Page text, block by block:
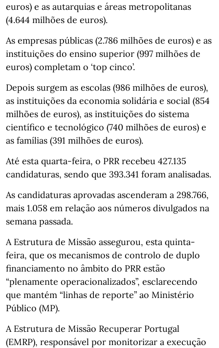
euros) e as autarquias e áreas metropolitanas
(4.644 milhões de euros).
As empresas públicas (2.786 milhões de euros) e as
instituições do ensino superior (997 milhões de
euros) completam o ‘top cinco’.
Depois surgem as escolas (986 milhões de euros),
as instituições da economia solidária e social (854
milhões de euros), as instituições do sistema
científico e tecnológico (740 milhões de euros) e
as famílias (391 milhões de euros).
Até esta quarta-feira, o PRR recebeu 427.135
candidaturas, sendo que 393.341 foram analisadas.
As candidaturas aprovadas ascenderam a 298.766,
mais 1.058 em relação aos números divulgados na
semana passada.
A Estrutura de Missão assegurou, esta quinta-
feira, que os mecanismos de controlo de duplo
financiamento no âmbito do PRR estão
“plenamente operacionalizados”, esclarecendo
que mantém “linhas de reporte” ao Ministério
Público (MP).
A Estrutura de Missão Recuperar Portugal
(EMRP), responsável por monitorizar a execução